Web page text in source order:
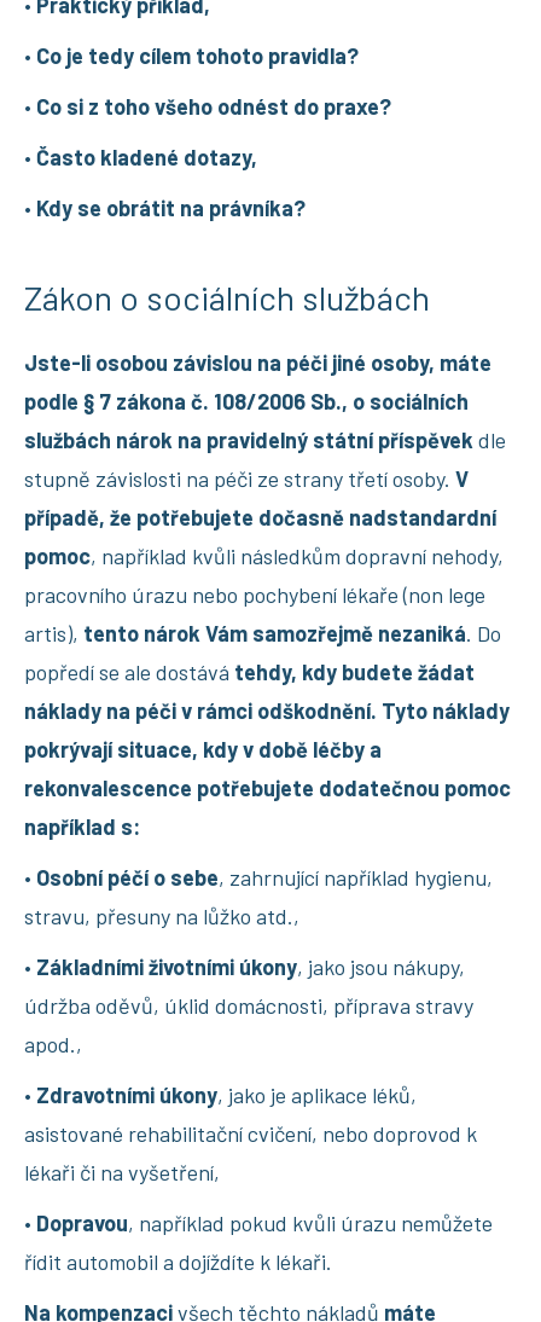
• Co je tedy cílem tohoto pravidla?
• Co si z toho všeho odnést do praxe?
• Často kladené dotazy,
• Kdy se obrátit na právníka?
Zákon o sociálních službách
Jste-li osobou závislou na péči jiné osoby, máte
podle § 7 zákona č. 108/2006 Sb., o sociálních
službách nárok na pravidelný státní příspěvek dle
stupně závislosti na péči ze strany třetí osoby. V
případě, že potřebujete dočasně nadstandardní
pomoc, například kvůli následkům dopravní nehody,
pracovního úrazu nebo pochybení lékaře (non lege
artis), tento nárok Vám samozřejmě nezaniká. Do
popředí se ale dostává tehdy, kdy budete žádat
náklady na péči v rámci odškodnění. Tyto náklady
pokrývají situace, kdy v době léčby a
rekonvalescence potřebujete dodatečnou pomoc
například s:
• Osobní péčí o sebe, zahrnující například hygienu,
stravu, přesuny na lůžko atd.,
• Základními životními úkony, jako jsou nákupy,
údržba oděvů, úklid domácnosti, příprava stravy
apod.,
• Zdravotními úkony, jako je aplikace léků,
asistované rehabilitační cvičení, nebo doprovod k
lékaři či na vyšetření,
• Dopravou, například pokud kvůli úrazu nemůžete
řídit automobil a dojíždíte k lékaři.
Na kompenzacivšech těchto nákladů máte